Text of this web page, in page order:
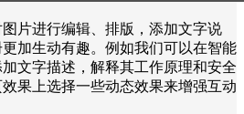
片进行编辑、排版，添加文字说
加生动有趣。例如我们可以在智能
文字描述，解释其工作原理和安全
果上选择一些动态效果来增强互动